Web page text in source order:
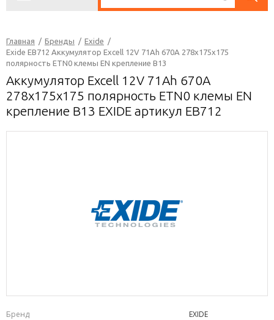
Главная / Бренды / Exide /
Exide EB712 Аккумулятор Excell 12V 71Ah 670A 278х175х175
полярность ETN0 клемы EN крепление B13
Аккумулятор Excell 12V 71Ah 670A
278х175х175 полярность ETN0 клемы EN
крепление B13 EXIDE артикул EB712
Бренд
EXIDE